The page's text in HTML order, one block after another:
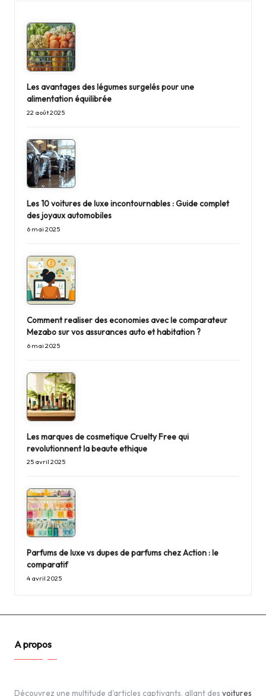
Les avantages des légumes surgelés pour une
alimentation équilibrée
22 août 2025
Les 10 voitures de luxe incontournables : Guide complet
des joyaux automobiles
6 mai 2025
Comment realiser des economies avec le comparateur
Mezabo sur vos assurances auto et habitation ?
6 mai 2025
Les marques de cosmetique Cruelty Free qui
revolutionnent la beaute ethique
25 avril 2025
Parfums de luxe vs dupes de parfums chez Action : le
comparatif
4 avril 2025
A propos
Découvrez une multitude d'articles captivants, allant des voitures